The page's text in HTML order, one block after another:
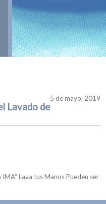
5 de mayo, 2019
Lavado de
Lava tus Manos Pueden ser